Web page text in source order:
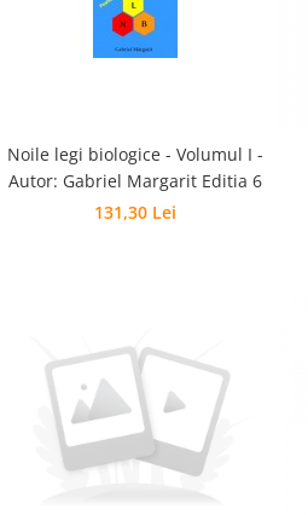
Sanatatea ochilor
Somn si relaxare
Stres
Noile legi biologice - Volumul I -
Autor: Gabriel Margarit Editia 6
131,30 Lei